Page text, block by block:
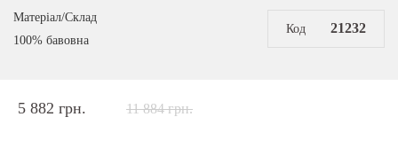
Матеріал/Склад
100% бавовна
Код 21232
5 882 грн. 11 884 грн.